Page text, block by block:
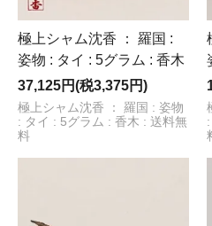
極上シャム沈香 ： 羅国 :
姿物 : タイ : 5グラム : 香木
37,125円(税3,375円)
極上シャム沈香 ： 羅国 : 姿物
: タイ : 5グラム : 香木 : 送料無
料